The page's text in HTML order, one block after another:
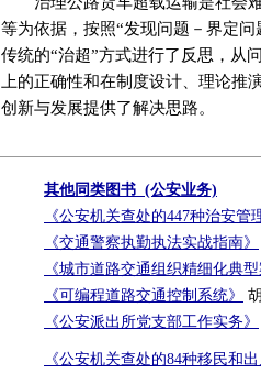
等为依据，按照“发现问题－界定
传统的“治超”方式进行了反思，从
上的正确性和在制度设计、理论
创新与发展提供了解决思路。
其他同类图书 (公安业务)
《公安机关查处的447种治安管
《交通警察执勤执法实战指南》
《城市道路交通组织精细化典
《可编程道路交通控制系统》
《公安派出所党支部工作实务》
《公安机关查处的84种移民和